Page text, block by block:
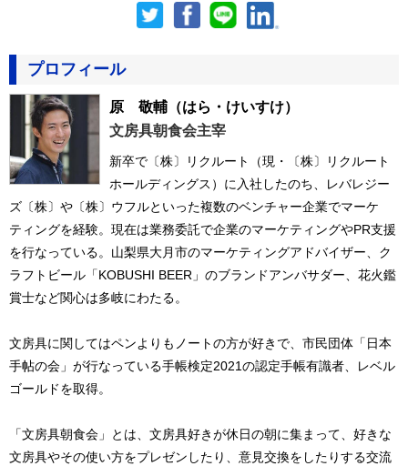
プロフィール
原 敬輔 （はら・けいすけ）
文房具朝食会主宰
新卒で〔株〕リクルート（現・〔株〕リクルート
ホールディングス）に入社したのち、レバレジー
ズ〔株〕や〔株〕ウフルといった複数のベンチャー企業でマーケ
ティングを経験。現在は業務委託で企業のマーケティングやPR支援
を行なっている。山梨県大月市のマーケティングアドバイザー、ク
ラフトビール「KOBUSHI BEER」のブランドアンバサダー、花火鑑
賞士など関心は多岐にわたる。
文房具に関してはペンよりもノートの方が好きで、市民団体「日本
手帖の会」が行なっている手帳検定2021の認定手帳有識者、レベル
ゴールドを取得。
「文房具朝食会」とは、文房具好きが休日の朝に集まって、好きな
文房具やその使い方をプレゼンしたり、意見交換をしたりする交流